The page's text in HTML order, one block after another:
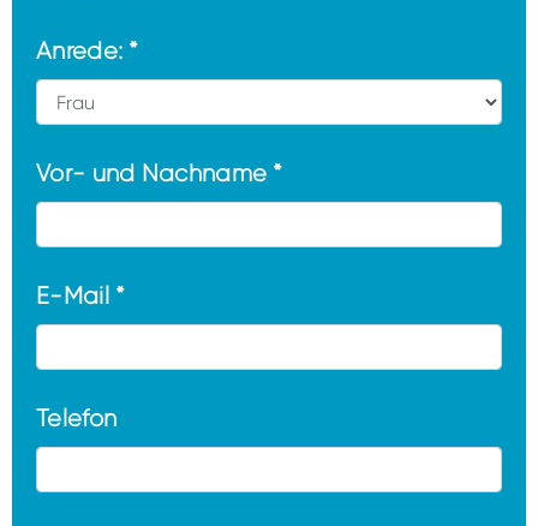
Anrede: *
Vor- und Nachname *
E-Mail *
Telefon